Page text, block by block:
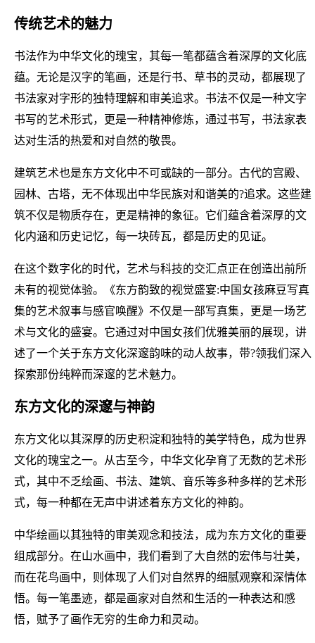
传统艺术的魅力
书法作为中华文化的瑰宝，其每一笔都蕴含着深厚的文化底
蕴。无论是汉字的笔画，还是行书、草书的灵动，都展现了
书法家对字形的独特理解和审美追求。书法不仅是一种文字
书写的艺术形式，更是一种精神修炼，通过书写，书法家表
达对生活的热爱和对自然的敬畏。
建筑艺术也是东方文化中不可或缺的一部分。古代的宫殿、
园林、古塔，无不体现出中华民族对和谐美的?追求。这些建
筑不仅是物质存在，更是精神的象征。它们蕴含着深厚的文
化内涵和历史记忆，每一块砖瓦，都是历史的见证。
在这个数字化的时代，艺术与科技的交汇点正在创造出前所
未有的视觉体验。《东方韵致的视觉盛宴:中国女孩麻豆写真
集的艺术叙事与感官唤醒》不仅是一部写真集，更是一场艺
术与文化的盛宴。它通过对中国女孩们优雅美丽的展现，讲
述了一个关于东方文化深邃韵味的动人故事，带?领我们深入
探索那份纯粹而深邃的艺术魅力。
东方文化的深邃与神韵
东方文化以其深厚的历史积淀和独特的美学特色，成为世界
文化的瑰宝之一。从古至今，中华文化孕育了无数的艺术形
式，其中不乏绘画、书法、建筑、音乐等多种多样的艺术形
式，每一种都在无声中讲述着东方文化的神韵。
中华绘画以其独特的审美观念和技法，成为东方文化的重要
组成部分。在山水画中，我们看到了大自然的宏伟与壮美，
而在花鸟画中，则体现了人们对自然界的细腻观察和深情体
悟。每一笔墨迹，都是画家对自然和生活的一种表达和感
悟，赋予了画作无穷的生命力和灵动。